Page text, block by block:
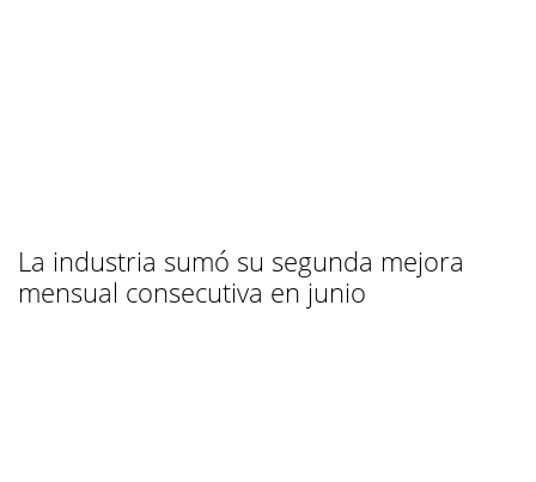
La industria sumó su segunda mejora
mensual consecutiva en junio